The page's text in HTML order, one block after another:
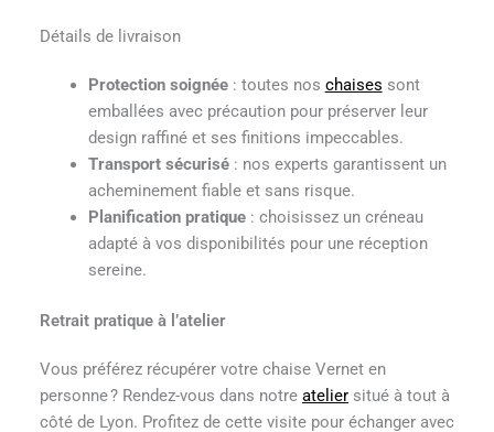
Détails de livraison
Protection soignée: toutes nos chaises sont
emballées avec précaution pour préserver leur
design raffiné et ses finitions impeccables.
Transport sécurisé: nos experts garantissent un
acheminement fiable et sans risque.
Planification pratique: choisissez un créneau
adapté à vos disponibilités pour une réception
sereine.
Retrait pratique à l’atelier
Vous préférez récupérer votre chaise Vernet en
personne ? Rendez-vous dans notre ateliersitué à tout à
côté de Lyon. Profitez de cette visite pour échanger avec